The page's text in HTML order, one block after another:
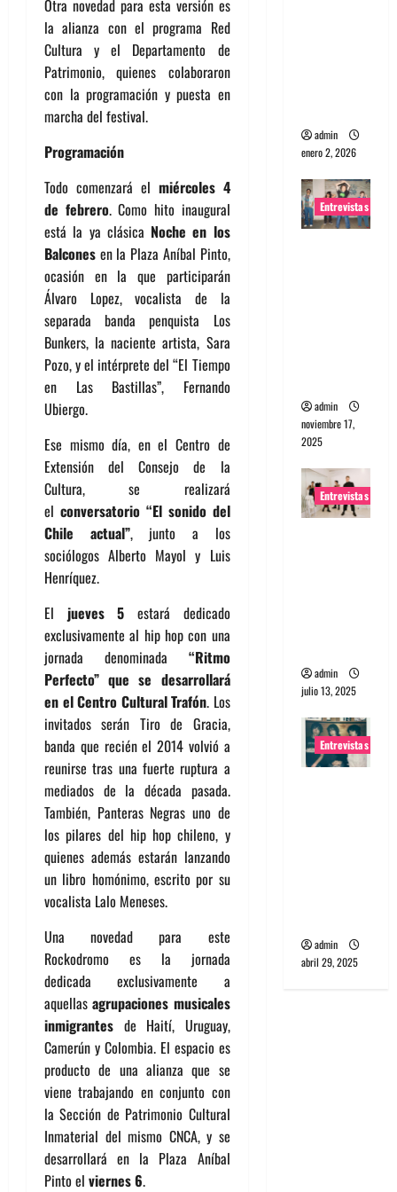
Otra novedad para esta versión es
la alianza con el programa Red
Cultura y el Departamento de
Patrimonio, quienes colaboraron
con la programación y puesta en
marcha del festival.
Programación
Todo comenzará el miércoles 4
de febrero. Como hito inaugural
está la ya clásica Noche en los
Balcones en la Plaza Aníbal Pinto,
ocasión en la que participarán
Álvaro Lopez, vocalista de la
separada banda penquista Los
Bunkers, la naciente artista, Sara
Pozo, y el intérprete del “El Tiempo
en Las Bastillas”, Fernando
Ubiergo.
Ese mismo día, en el Centro de
Extensión del Consejo de la
Cultura, se realizará
el conversatorio “El sonido del
Chile actual”, junto a los
sociólogos Alberto Mayol y Luis
Henríquez.
El jueves 5 estará dedicado
exclusivamente al hip hop con una
jornada denominada “Ritmo
Perfecto” que se desarrollará
en el Centro Cultural Trafón. Los
invitados serán Tiro de Gracia,
banda que recién el 2014 volvió a
reunirse tras una fuerte ruptura a
mediados de la década pasada.
También, Panteras Negras uno de
los pilares del hip hop chileno, y
quienes además estarán lanzando
un libro homónimo, escrito por su
vocalista Lalo Meneses.
Una novedad para este
Rockodromo es la jornada
dedicada exclusivamente a
aquellasagrupaciones musicales
inmigrantes de Haití, Uruguay,
Camerún y Colombia. El espacio es
producto de una alianza que se
viene trabajando en conjunto con
la Sección de Patrimonio Cultural
Inmaterial del mismo CNCA, y se
desarrollará en la Plaza Aníbal
Pinto el viernes 6.
admin
enero 2, 2026
Entrevistas
admin
noviembre 17,
2025
Entrevistas
admin
julio 13, 2025
Entrevistas
admin
abril 29, 2025